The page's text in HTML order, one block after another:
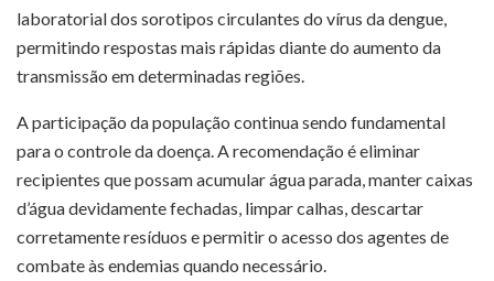
laboratorial dos sorotipos circulantes do vírus da dengue,
permitindo respostas mais rápidas diante do aumento da
transmissão em determinadas regiões.
A participação da população continua sendo fundamental
para o controle da doença. A recomendação é eliminar
recipientes que possam acumular água parada, manter caixas
d’água devidamente fechadas, limpar calhas, descartar
corretamente resíduos e permitir o acesso dos agentes de
combate às endemias quando necessário.